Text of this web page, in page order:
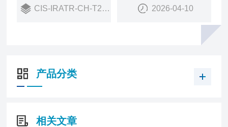
硒化锌晶体适用于常温-200℃）。
CIS-IRATR-CH-T200 2026-04-10
产品分类
相关文章